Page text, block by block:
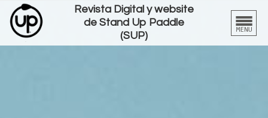
Revista Digital y website
de Stand Up Paddle
(SUP)